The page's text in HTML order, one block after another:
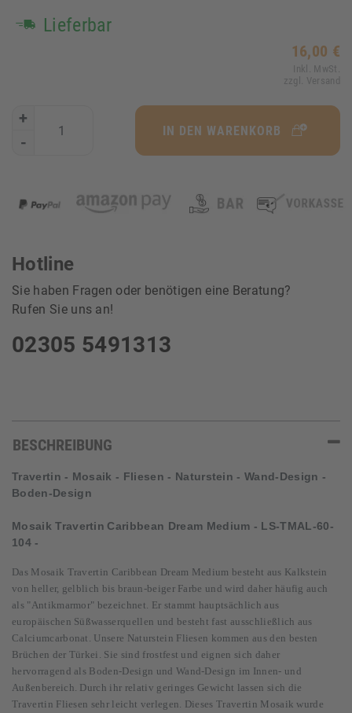
Lieferbar
16,00 €
Inkl. MwSt.
zzgl. Versand
+
-
IN DEN WARENKORB
Hotline
Sie haben Fragen oder benötigen eine Beratung?
Rufen Sie uns an!
02305 5491313
BESCHREIBUNG
Travertin - Mosaik - Fliesen - Naturstein - Wand-Design -
Boden-Design
Mosaik Travertin Caribbean Dream Medium - LS-TMAL-60-
104 -
Das Mosaik Travertin Caribbean Dream Medium besteht aus Kalkstein
von heller, gelblich bis braun-beiger Farbe und wird daher häufig auch
als "Antikmarmor" bezeichnet. Er stammt hauptsächlich aus
europäischen Süßwasserquellen und besteht fast ausschließlich aus
Calciumcarbonat. Unsere Naturstein Fliesen kommen aus den besten
Brüchen der Türkei. Sie sind frostfest und eignen sich daher
hervorragend als Boden-Design und Wand-Design im Innen- und
Außenbereich. Durch ihr relativ geringes Gewicht lassen sich die
Travertin Fliesen sehr leicht verlegen. Dieses Travertin Mosaik wurde